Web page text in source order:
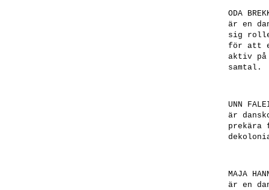
ODA
är en
sig
för att
aktiv på
samtal.
UNN
är
prekära
MAJA
är en